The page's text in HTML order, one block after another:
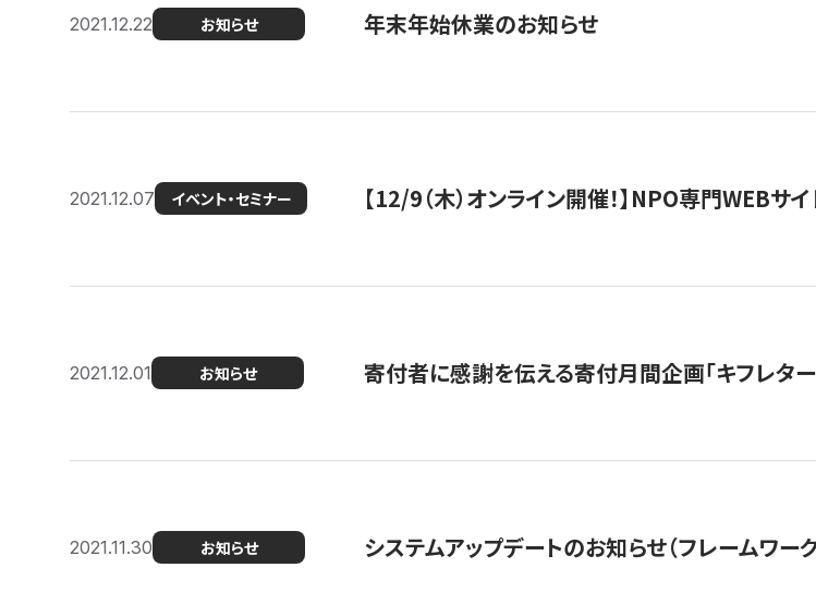
2021.12.22 お知らせ 年末年始休業のお知らせ
2021.12.07 イベント・セミナー 【12/9（木）オンライン開催！】NPO専門WEB
2021.12.01 お知らせ 寄付者に感謝を伝える寄付月間企画「キフレタ
2021.11.30 お知らせ システムアップデートのお知らせ（フレームワー